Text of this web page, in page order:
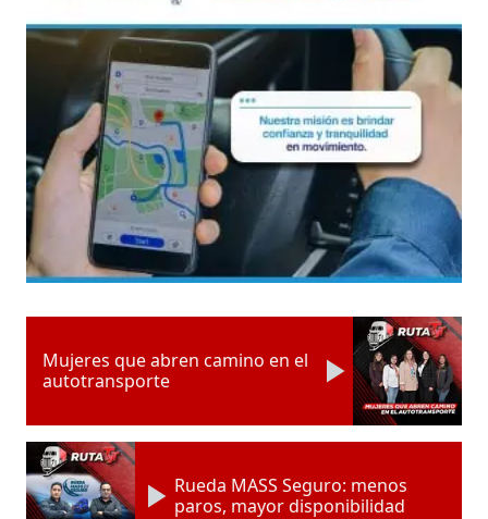
Mujeres que abren camino en el
autotransporte
Rueda MASS Seguro: menos
paros, mayor disponibilidad